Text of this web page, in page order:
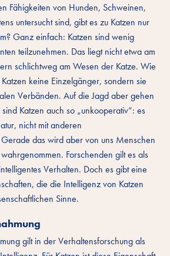
Fähigkeiten von Hunden, Schweinen,
untersucht sind, gibt es zu Katzen nur
Ganz einfach: Katzen sind wenig
teilzunehmen. Das liegt nicht etwa am
schlichtweg am Wesen der Katze. Wie
keine Einzelgänger, sondern sie
Verbänden. Auf die Jagd aber gehen
Katzen auch so „unkooperativ“: es
nicht mit anderen
das wird aber von uns Menschen
Forschenden gilt es als
Verhalten. Doch es gibt eine
die die Intelligenz von Katzen
Sinne.
gilt in der Verhaltensforschung als